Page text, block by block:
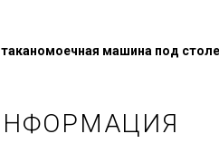
машина под